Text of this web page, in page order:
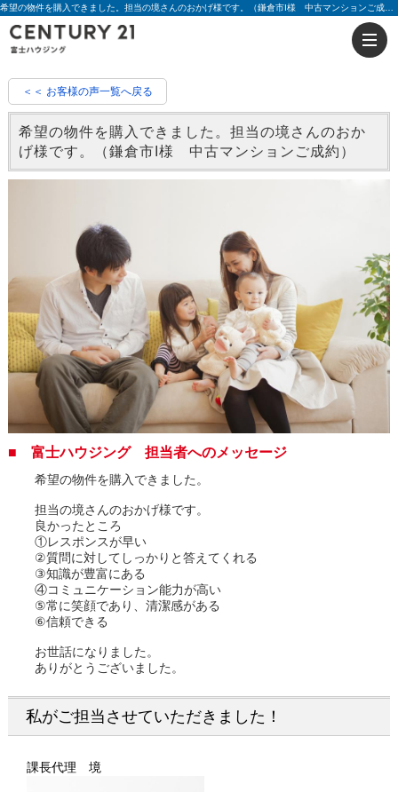
＜＜ お客様の声一覧へ戻る
希望の物件を購入できました。担当の境さんのおか
げ様です。（鎌倉市I様 中古マンションご成約）
■ 富士ハウジング 担当者へのメッセージ
希望の物件を購入できました。
担当の境さんのおかげ様です。
良かったところ
①レスポンスが早い
②質問に対してしっかりと答えてくれる
③知識が豊富にある
④コミュニケーション能力が高い
⑤常に笑顔であり、清潔感がある
⑥信頼できる
お世話になりました。
ありがとうございました。
私がご担当させていただきました！
課長代理 境